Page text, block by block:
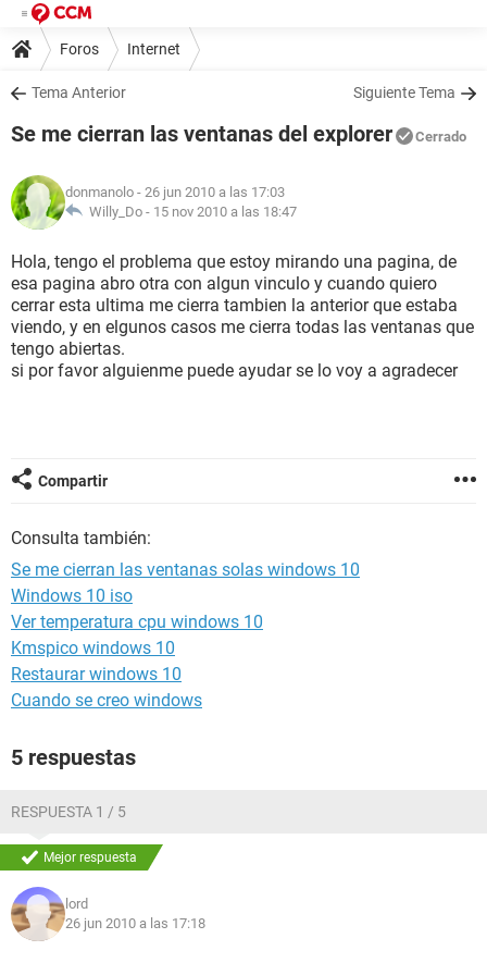
Foros Internet
Tema Anterior Siguiente Tema
Se me cierran las ventanas del explorer Cerrado
donmanolo - 26 jun 2010 a las 17:03
Willy_Do - 15 nov 2010 a las 18:47
Hola, tengo el problema que estoy mirando una pagina, de
esa pagina abro otra con algun vinculo y cuando quiero
cerrar esta ultima me cierra tambien la anterior que estaba
viendo, y en elgunos casos me cierra todas las ventanas que
tengo abiertas.
si por favor alguienme puede ayudar se lo voy a agradecer
Compartir
Consulta también:
Se me cierran las ventanas solas windows 10
Windows 10 iso
Ver temperatura cpu windows 10
Kmspico windows 10
Restaurar windows 10
Cuando se creo windows
5 respuestas
RESPUESTA 1 / 5
Mejor respuesta
lord
26 jun 2010 a las 17:18